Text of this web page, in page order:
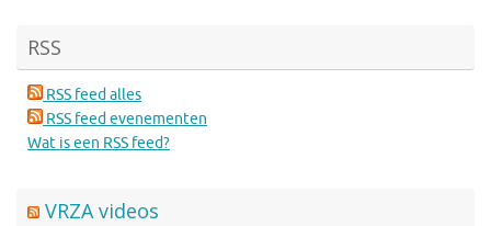
RSS
RSS feed alles
RSS feed evenementen
Wat is een RSS feed?
VRZA videos